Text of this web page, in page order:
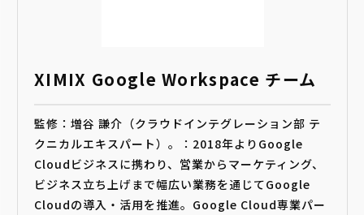
XIMIX Google Workspace チーム
監修：増谷 謙介（クラウドインテグレーション部 テ
クニカルエキスパート）。：2018年よりGoogle
Cloudビジネスに携わり、営業からマーケティング、
ビジネス立ち上げまで幅広い業務を通じてGoogle
Cloudの導入・活用を推進。Google Cloud専業パー